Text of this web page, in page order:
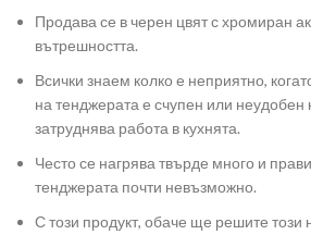
Продава се в черен цвят с хромиран
вътрешността.
Всички знаем колко е неприятно,
на тенджерата е счупен или неудобен
затруднява работа в кухнята.
Често се нагрява твърде много и
тенджерата почти невъзможно.
С този продукт, обаче ще решите този